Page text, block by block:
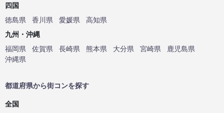
四国
徳島県
香川県 愛媛県
高知県
九州・沖縄
福岡県
佐賀県 長崎県 熊本県 大分県 宮崎県
鹿児島県
沖縄県
都道府県から街コンを探す
全国